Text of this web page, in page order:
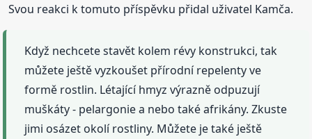
Svou reakci k tomuto příspěvku přidal uživatel Kamča.
Když nechcete stavět kolem révy konstrukci, tak
můžete ještě vyzkoušet přírodní repelenty ve
formě rostlin. Létající hmyz výrazně odpuzují
muškáty - pelargonie a nebo také afrikány. Zkuste
jimi osázet okolí rostliny. Můžete je také ještě